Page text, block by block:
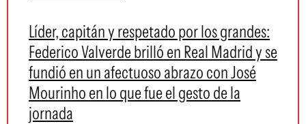
Líder, capitán y respetado por los grandes:
Federico Valverde brilló en Real Madrid y se
fundió en un afectuoso abrazo con José
Mourinho en lo que fue el gesto de la
jornada